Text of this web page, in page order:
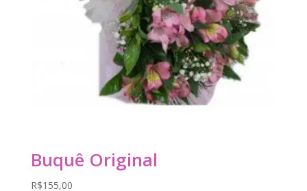
Buquê Original
R$155,00